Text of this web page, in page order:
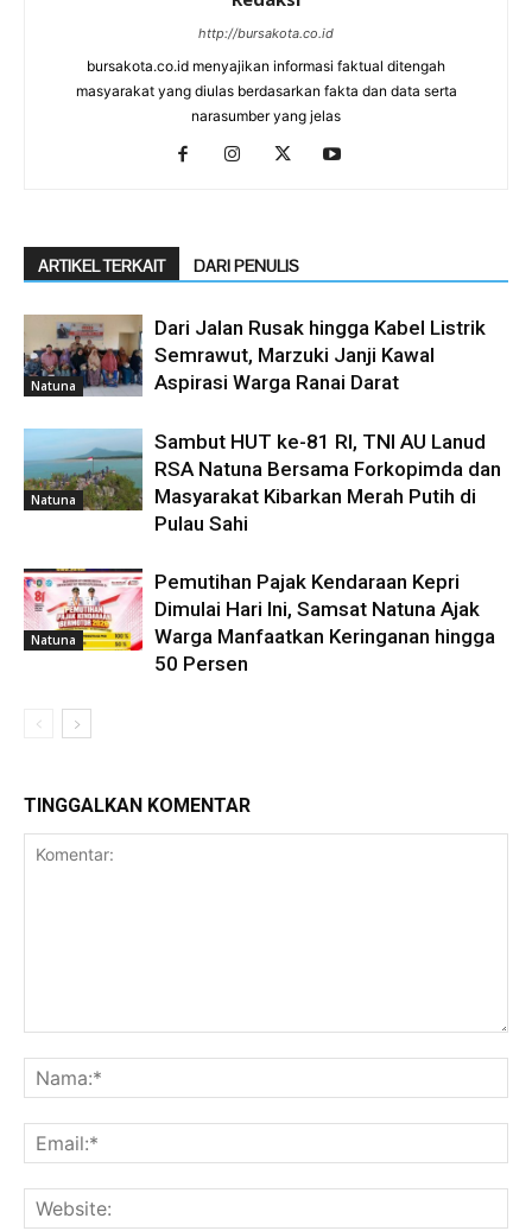
http://bursakota.co.id
bursakota.co.id menyajikan informasi faktual ditengah
masyarakat yang diulas berdasarkan fakta dan data serta
narasumber yang jelas
ARTIKEL TERKAIT DARI PENULIS
Natuna
Dari Jalan Rusak hingga Kabel Listrik
Semrawut, Marzuki Janji Kawal
Aspirasi Warga Ranai Darat
Natuna
Sambut HUT ke-81 RI, TNI AU Lanud
RSA Natuna Bersama Forkopimda dan
Masyarakat Kibarkan Merah Putih di
Pulau Sahi
Natuna
Pemutihan Pajak Kendaraan Kepri
Dimulai Hari Ini, Samsat Natuna Ajak
Warga Manfaatkan Keringanan hingga
50 Persen
TINGGALKAN KOMENTAR